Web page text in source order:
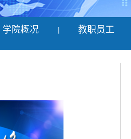
学院概况 | 教职员工